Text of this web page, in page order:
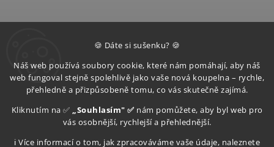
🍪 Dáte si sušenku? 🍪
Náš web používá soubory cookie, které nám pomáhají, aby náš
web fungoval stejně spolehlivě jako vaše nová koupelna – rychle,
přehledně a přizpůsobeně tomu, co vás skutečně zajímá.
Kliknutím na ✅ „Souhlasím" ✅ nám pomůžete, aby byl web pro
vás osobnější, rychlejší a přehlednější.
ℹ️ Více informací o tom, jak zpracováváme vaše údaje, naleznete